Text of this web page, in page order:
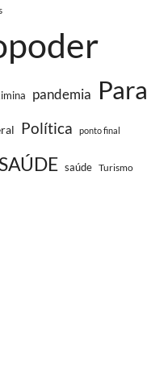
pandemia Para
Política ponto final
SAÚDE saúde Turismo